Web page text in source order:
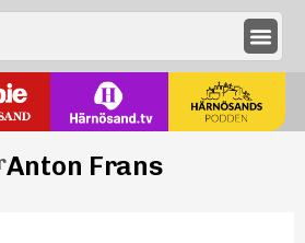
Anton Frans